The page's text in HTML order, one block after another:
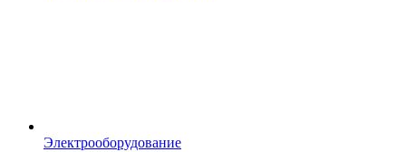
Электрооборудование